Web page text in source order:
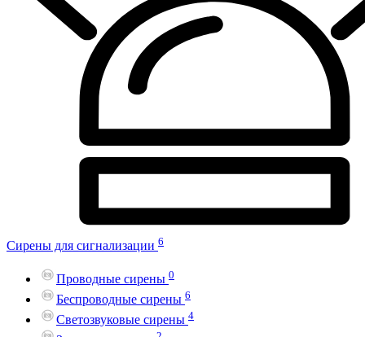
Сирены для сигнализации 6
Проводные сирены 0
Беспроводные сирены 6
Светозвуковые сирены 4